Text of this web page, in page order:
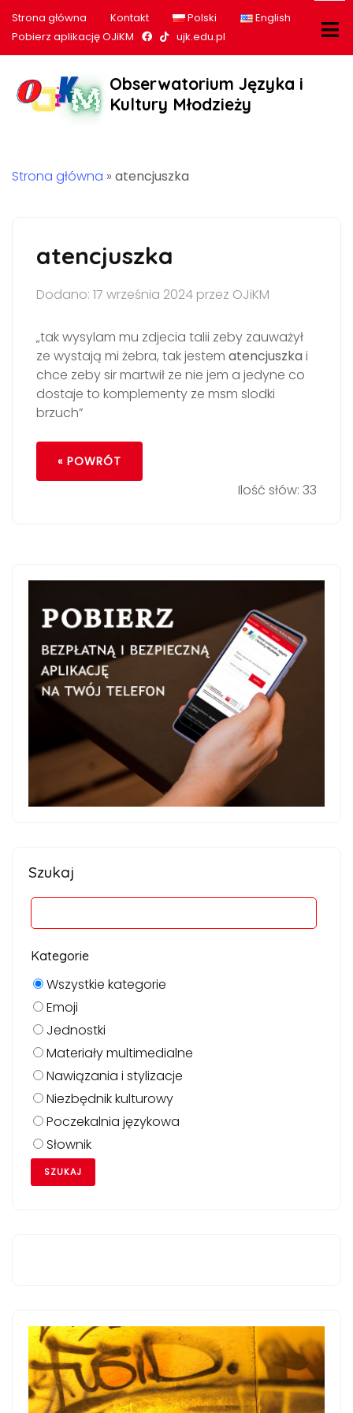
Strona główna Kontakt Polski
English
Pobierz aplikację OJiKM
Nasz profil na Facebook
Nasz profil na tiktok
ujk.edu.pl
Obserwatorium Języka i
Kultury Młodzieży
Strona główna » atencjuszka
atencjuszka
Dodano: 17 września 2024 przez OJiKM
„tak wysylam mu zdjecia talii zeby zauważył
ze wystają mi żebra, tak jestem atencjuszka i
chce zeby sir martwił ze nie jem a jedyne co
dostaje to komplementy ze msm slodki
brzuch”
« POWRÓT
Ilość słów: 33
Szukaj
Kategorie
Wszystkie kategorie
Emoji
Jednostki
Materiały multimedialne
Nawiązania i stylizacje
Niezbędnik kulturowy
Poczekalnia językowa
Słownik